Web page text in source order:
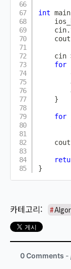
int main
    cin
.
    cout
    cin
for
}
for
    cout
}